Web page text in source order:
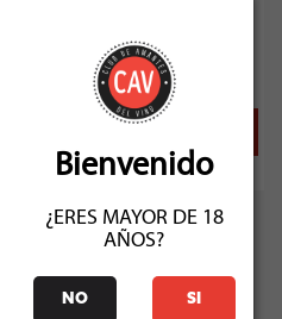
Bienvenido
¿ERES MAYOR DE 18
AÑOS?
NO SI